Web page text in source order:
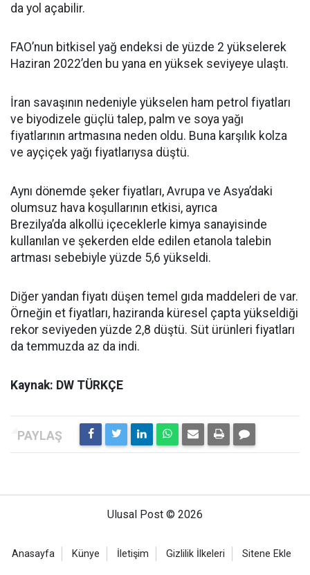
da yol açabilir.
FAO’nun bitkisel yağ endeksi de yüzde 2 yükselerek
Haziran 2022’den bu yana en yüksek seviyeye ulaştı.
İran savaşının nedeniyle yükselen ham petrol fiyatları
ve biyodizele güçlü talep, palm ve soya yağı
fiyatlarının artmasına neden oldu. Buna karşılık kolza
ve ayçiçek yağı fiyatlarıysa düştü.
Aynı dönemde şeker fiyatları, Avrupa ve Asya’daki
olumsuz hava koşullarının etkisi, ayrıca
Brezilya’da alkollü içeceklerle kimya sanayisinde
kullanılan ve şekerden elde edilen etanola talebin
artması sebebiyle yüzde 5,6 yükseldi.
Diğer yandan fiyatı düşen temel gıda maddeleri de var.
Örneğin et fiyatları, haziranda küresel çapta yükseldiği
rekor seviyeden yüzde 2,8 düştü. Süt ürünleri fiyatları
da temmuzda az da indi.
Kaynak: DW TÜRKÇE
Ulusal Post © 2026
Anasayfa Künye İletişim Gizlilik İlkeleri Sitene Ekle